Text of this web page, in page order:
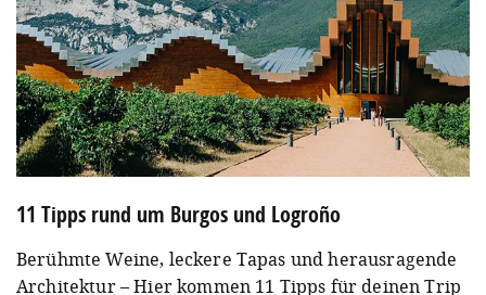
11 Tipps rund um Burgos und Logroño
Berühmte Weine, leckere Tapas und herausragende
Architektur – Hier kommen 11 Tipps für deinen Trip